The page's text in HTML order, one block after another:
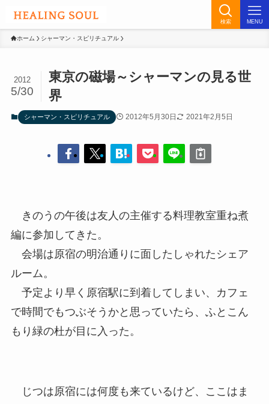
検索 MENU
ホーム シャーマン・スピリチュアル
東京の磁場～シャーマンの見る世
界
2012
5/30
シャーマン・スピリチュアル 2012年5月30日 2021年2月5日
きのうの午後は友人の主催する料理教室重ね煮
編に参加してきた。
会場は原宿の明治通りに面したしゃれたシェア
ルーム。
予定より早く原宿駅に到着してしまい、カフェ
で時間でもつぶそうかと思っていたら、ふとこん
もり緑の杜が目に入った。
じつは原宿には何度も来ているけど、ここはま